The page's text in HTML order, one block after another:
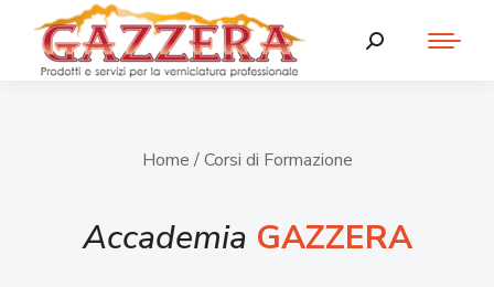
Home / Corsi di Formazione
Accademia GAZZERA